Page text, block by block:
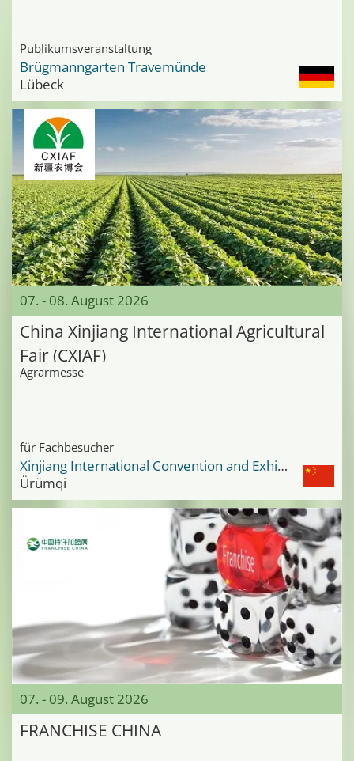
Publikumsveranstaltung
Brügmanngarten Travemünde
Lübeck
07. - 08. August 2026
China Xinjiang International Agricultural
Fair (CXIAF)
Agrarmesse
für Fachbesucher
Xinjiang International Convention and Exhibition Center
Ürümqi
07. - 09. August 2026
FRANCHISE CHINA